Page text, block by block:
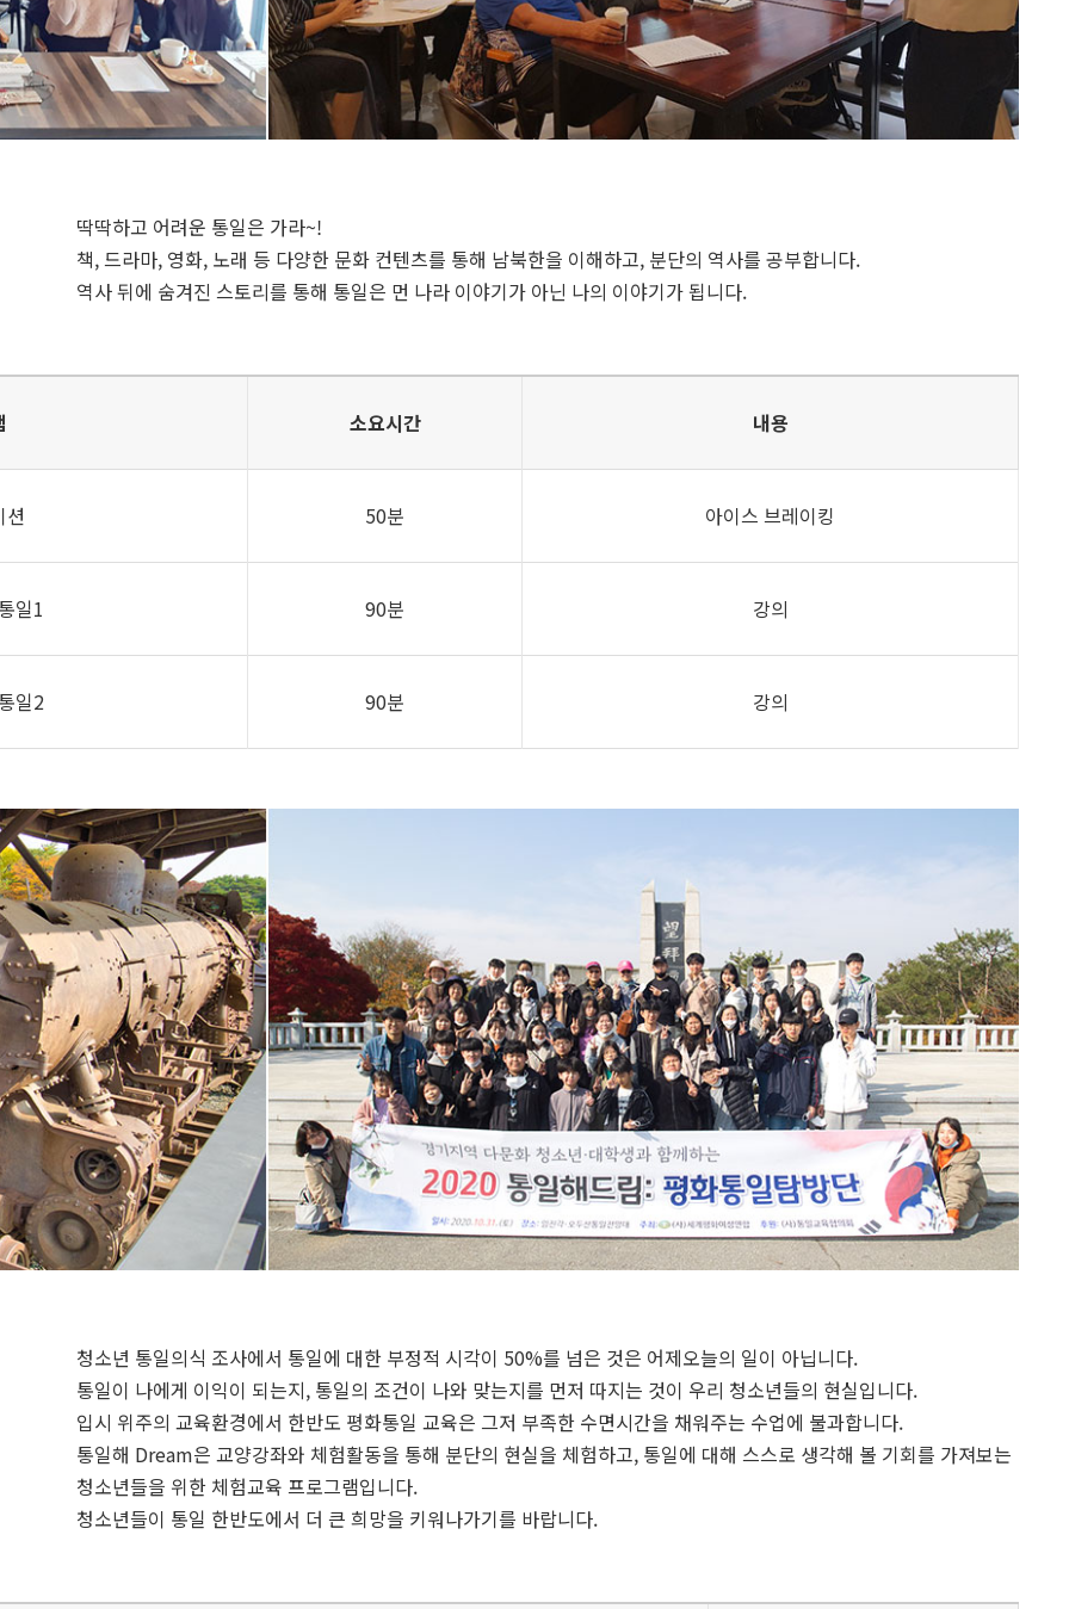
딱딱하고 어려운 통일은 가라~!
책, 드라마, 영화, 노래 등 다양한 문화 컨텐츠를 통해 남북한을 이해하고, 분단의 역사를 공부합니다.
역사 뒤에 숨겨진 스토리를 통해 통일은 먼 나라 이야기가 아닌 나의 이야기가 됩니다.
소요시간 내용
션 50분 아이스 브레이킹
일1 90분 강의
일2 90분 강의
청소년 통일의식 조사에서 통일에 대한 부정적 시각이 50%를 넘은 것은 어제오늘의 일이 아닙니다.
통일이 나에게 이익이 되는지, 통일의 조건이 나와 맞는지를 먼저 따지는 것이 우리 청소년들의 현실입니다.
입시 위주의 교육환경에서 한반도 평화통일 교육은 그저 부족한 수면시간을 채워주는 수업에 불과합니다.
통일해 Dream은 교양강좌와 체험활동을 통해 분단의 현실을 체험하고, 통일에 대해 스스로 생각해 볼 기회를 가져보는
청소년들을 위한 체험교육 프로그램입니다.
청소년들이 통일 한반도에서 더 큰 희망을 키워나가기를 바랍니다.